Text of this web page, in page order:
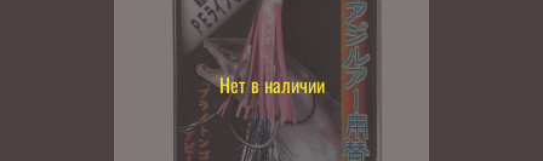
Нет в наличии